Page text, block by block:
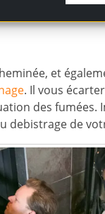
et
. Il vous
des
debistrage de